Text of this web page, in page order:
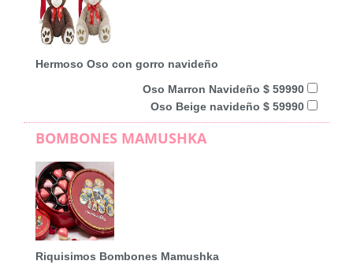
Hermoso Oso con gorro navideño
Oso Marron Navideño $ 59990
Oso Beige navideño $ 59990
BOMBONES MAMUSHKA
Riquisimos Bombones Mamushka